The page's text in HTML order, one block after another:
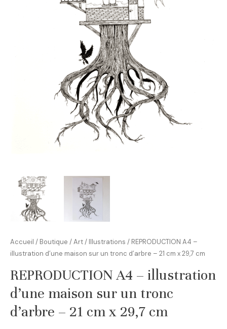
Accueil / Boutique /Art/ Illustrations / REPRODUCTION A4 –
illustration d’une maison sur un tronc d’arbre – 21 cm x 29,7 cm
REPRODUCTION A4 – illustration
d’une maison sur un tronc
d’arbre – 21 cm x 29,7 cm